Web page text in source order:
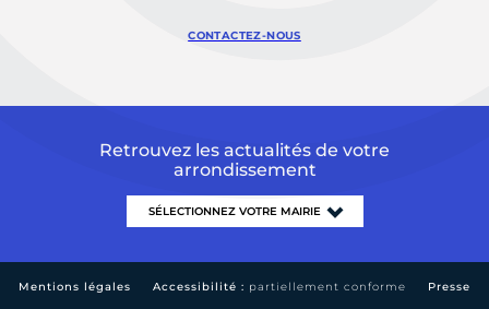
CONTACTEZ-NOUS
Retrouvez les actualités de votre
arrondissement
Mentions légales Accessibilité : partiellement conforme Presse